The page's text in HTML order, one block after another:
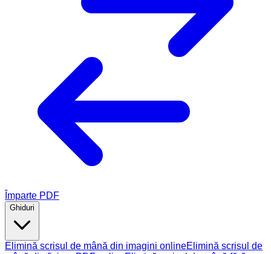
Împarte PDF
Ghiduri
Elimină scrisul de mână din imagini onlineElimină scrisul de